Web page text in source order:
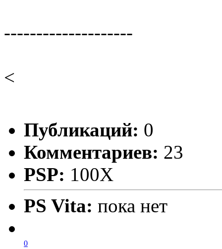
--------------------
<
Публикаций: 0
Комментариев: 23
PSP: 100X
PS Vita: пока нет
0